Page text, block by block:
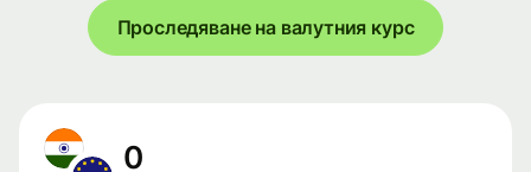
Проследяване на валутния курс
0